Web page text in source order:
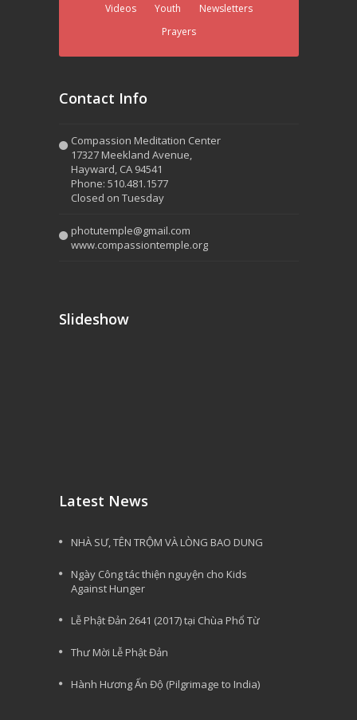
Videos
Youth
Newsletters
Prayers
Contact Info
Compassion Meditation Center
17327 Meekland Avenue,
Hayward, CA 94541
Phone: 510.481.1577
Closed on Tuesday
photutemple@gmail.com
www.compassiontemple.org
Slideshow
Latest News
NHÀ SƯ, TÊN TRỘM VÀ LÒNG BAO DUNG
Ngày Công tác thiện nguyện cho Kids
Against Hunger
Lễ Phật Đản 2641 (2017) tại Chùa Phổ Từ
Thư Mời Lễ Phật Đản
Hành Hương Ấn Độ (Pilgrimage to India)